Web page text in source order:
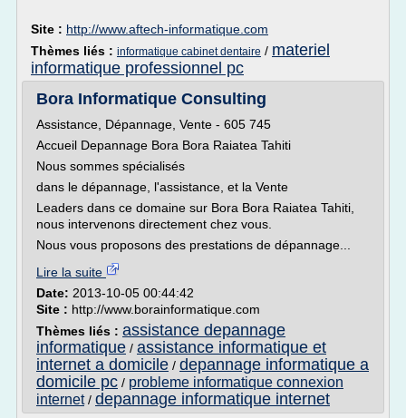
Site : http://www.aftech-informatique.com
Thèmes liés : informatique cabinet dentaire / materiel
informatique professionnel pc
Bora Informatique Consulting
Assistance, Dépannage, Vente - 605 745
Accueil Depannage Bora Bora Raiatea Tahiti
Nous sommes spécialisés
dans le dépannage, l'assistance, et la Vente
Leaders dans ce domaine sur Bora Bora Raiatea Tahiti,
nous intervenons directement chez vous.
Nous vous proposons des prestations de dépannage...
Lire la suite
Date: 2013-10-05 00:44:42
Site : http://www.borainformatique.com
Thèmes liés : assistance depannage
informatique / assistance informatique et
internet a domicile / depannage informatique a
domicile pc / probleme informatique connexion
internet/ depannage informatique internet